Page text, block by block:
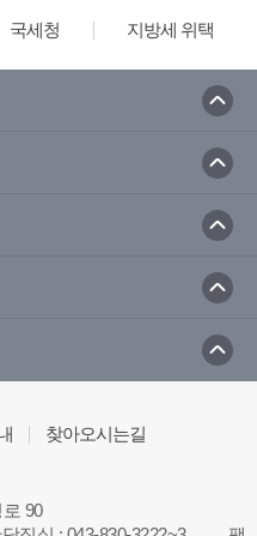
국세청 지방세 위택스
찾아오시는길
90